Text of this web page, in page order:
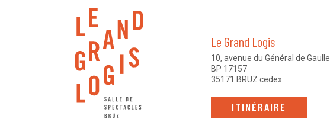
Le Grand Logis
10, avenue du Général de Gaulle
BP 17157
35171 BRUZ cedex
ITINÉRAIRE